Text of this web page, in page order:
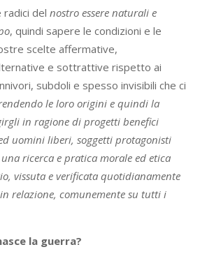
del nostro essere naturali e
, quindi sapere le condizioni e le
scelte affermative,
e sottrattive rispetto ai
subdoli e spesso invisibili che ci
le loro origini e quindi la
in ragione di progetti benefici
uomini liberi, soggetti protagonisti
ricerca e pratica morale ed etica
vissuta e verificata quotidianamente
relazione, comunemente su tutti i
la guerra?